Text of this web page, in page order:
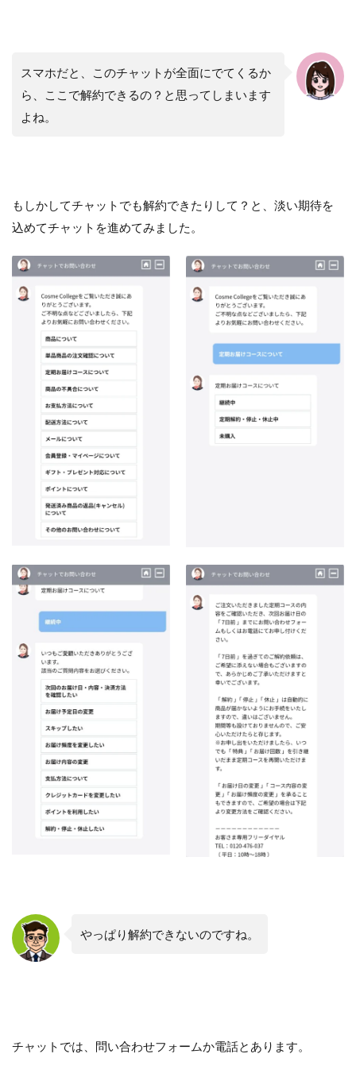
スマホだと、このチャットが全面にでてくるか
ら、ここで解約できるの？と思ってしまいます
よね。
もしかしてチャットでも解約できたりして？と、淡い期待を
込めてチャットを進めてみました。
やっぱり解約できないのですね。
チャットでは、問い合わせフォームか電話とあります。